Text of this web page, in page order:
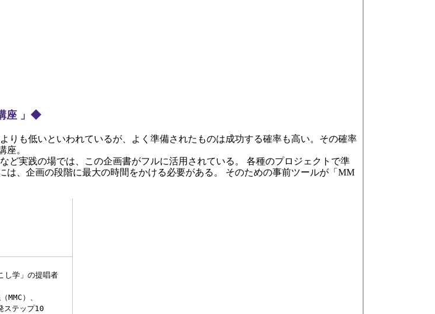
座 」◆
りも低いといわれているが、よく準備されたものは成功する確率も高い。その確率
座。
実践の場では、この企画書がフルに活用されている。 各種のプロジェクトで準
は、企画の段階に最大の時間をかける必要がある。 そのための事前ツールが「MM
会長
し学」の提唱者
MMC）、
ステップ10